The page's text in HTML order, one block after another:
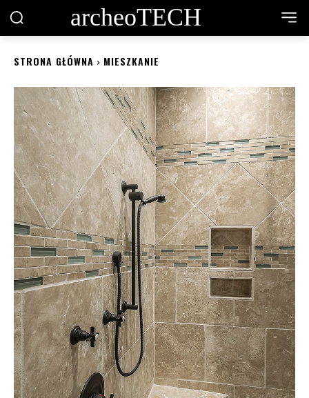
archeoTECH
STRONA GŁÓWNA MIESZKANIE